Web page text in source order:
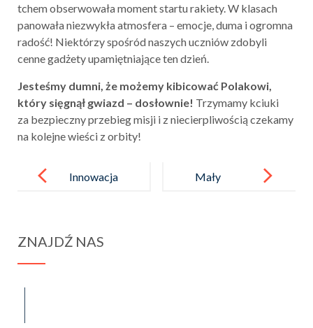
tchem obserwowała moment startu rakiety. W klasach
panowała niezwykła atmosfera – emocje, duma i ogromna
radość! Niektórzy spośród naszych uczniów zdobyli
cenne gadżety upamiętniające ten dzień.
Jesteśmy dumni, że możemy kibicować Polakowi,
który sięgnął gwiazd – dosłownie! Trzymamy kciuki
za bezpieczny przebieg misji i z niecierpliwością czekamy
na kolejne wieści z orbity!
navigation
Innowacja
na lekturę”
Mały
ZNAJDŹ NAS